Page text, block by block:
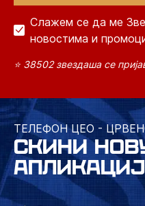
Слажем се да ме
новостима и
⭐ 38502 звездаша се
ТЕЛЕФОН ЦЕО -
СКИНИ